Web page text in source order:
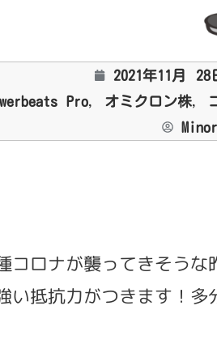
2021年11月 28
Pro, オミクロン株
ロナが襲ってきそう
抵抗力がつきます！多